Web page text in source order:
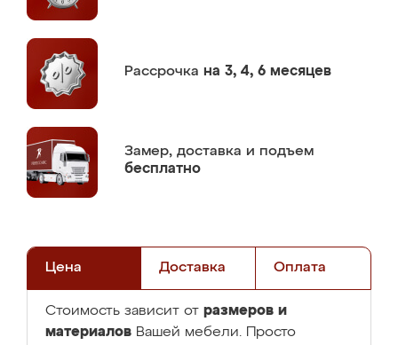
Рассрочка на 3, 4, 6 месяцев
Замер, доставка и подъем
бесплатно
Цена Доставка Оплата
Стоимость зависит от размеров и
материалов Вашей мебели. Просто